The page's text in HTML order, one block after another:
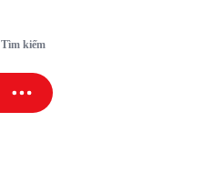
Tìm kiếm
SAO SPORT